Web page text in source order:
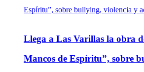
Llega a Las Varillas la obra
Mancos de Espíritu”, sobre